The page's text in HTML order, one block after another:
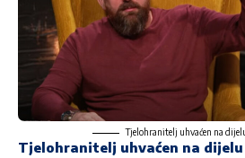
Tjelohranitelj uhvaćen na
Tjelohranitelj uhvaćen na dijelu